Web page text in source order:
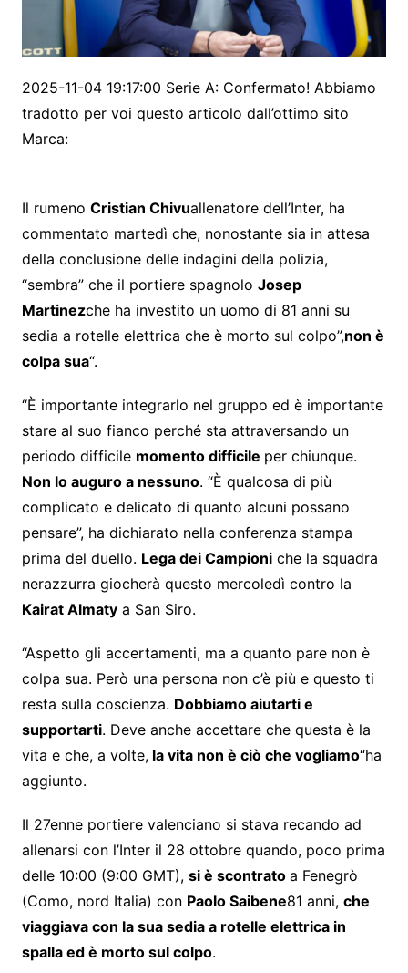
2025-11-04 19:17:00 Serie A: Confermato! Abbiamo
tradotto per voi questo articolo dall’ottimo sito
Marca:
Il rumeno Cristian Chivuallenatore dell’Inter, ha
commentato martedì che, nonostante sia in attesa
della conclusione delle indagini della polizia,
“sembra” che il portiere spagnolo Josep
Martinezche ha investito un uomo di 81 anni su
sedia a rotelle elettrica che è morto sul colpo”,non è
colpa sua“.
“È importante integrarlo nel gruppo ed è importante
stare al suo fianco perché sta attraversando un
periodo difficile momento difficile per chiunque.
Non lo auguro a nessuno. “È qualcosa di più
complicato e delicato di quanto alcuni possano
pensare”, ha dichiarato nella conferenza stampa
prima del duello. Lega dei Campioniche la squadra
nerazzurra giocherà questo mercoledì contro la
Kairat Almatya San Siro.
“Aspetto gli accertamenti, ma a quanto pare non è
colpa sua. Però una persona non c’è più e questo ti
resta sulla coscienza. Dobbiamo aiutarti e
supportarti. Deve anche accettare che questa è la
vita e che, a volte,la vita non è ciò che vogliamo“ha
aggiunto.
Il 27enne portiere valenciano si stava recando ad
allenarsi con l’Inter il 28 ottobre quando, poco prima
delle 10:00 (9:00 GMT), si è scontrato a Fenegrò
(Como, nord Italia) con Paolo Saibene81 anni, che
viaggiava con la sua sedia a rotelle elettrica in
spalla ed è morto sul colpo.